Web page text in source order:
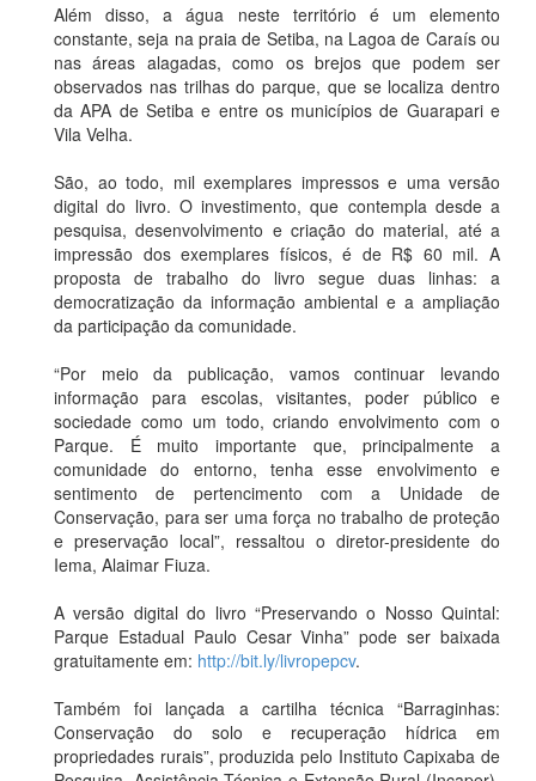
Além disso, a água neste território é um elemento
constante, seja na praia de Setiba, na Lagoa de Caraís ou
nas áreas alagadas, como os brejos que podem ser
observados nas trilhas do parque, que se localiza dentro
da APA de Setiba e entre os municípios de Guarapari e
Vila Velha.
São, ao todo, mil exemplares impressos e uma versão
digital do livro. O investimento, que contempla desde a
pesquisa, desenvolvimento e criação do material, até a
impressão dos exemplares físicos, é de R$ 60 mil. A
proposta de trabalho do livro segue duas linhas: a
democratização da informação ambiental e a ampliação
da participação da comunidade.
“Por meio da publicação, vamos continuar levando
informação para escolas, visitantes, poder público e
sociedade como um todo, criando envolvimento com o
Parque. É muito importante que, principalmente a
comunidade do entorno, tenha esse envolvimento e
sentimento de pertencimento com a Unidade de
Conservação, para ser uma força no trabalho de proteção
e preservação local”, ressaltou o diretor-presidente do
Iema, Alaimar Fiuza.
A versão digital do livro “Preservando o Nosso Quintal:
Parque Estadual Paulo Cesar Vinha” pode ser baixada
gratuitamente em: http://bit.ly/livropepcv.
Também foi lançada a cartilha técnica “Barraginhas:
Conservação do solo e recuperação hídrica em
propriedades rurais”, produzida pelo Instituto Capixaba de